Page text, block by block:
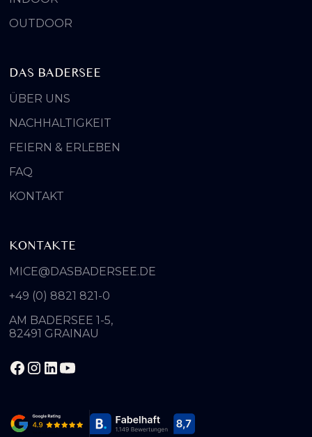
OUTDOOR
DAS BADERSEE
ÜBER UNS
NACHHALTIGKEIT
FEIERN & ERLEBEN
FAQ
KONTAKT
KONTAKTE
MICE@DASBADERSEE.DE
+49 (0) 8821 821-0
AM BADERSEE 1-5,
82491 GRAINAU